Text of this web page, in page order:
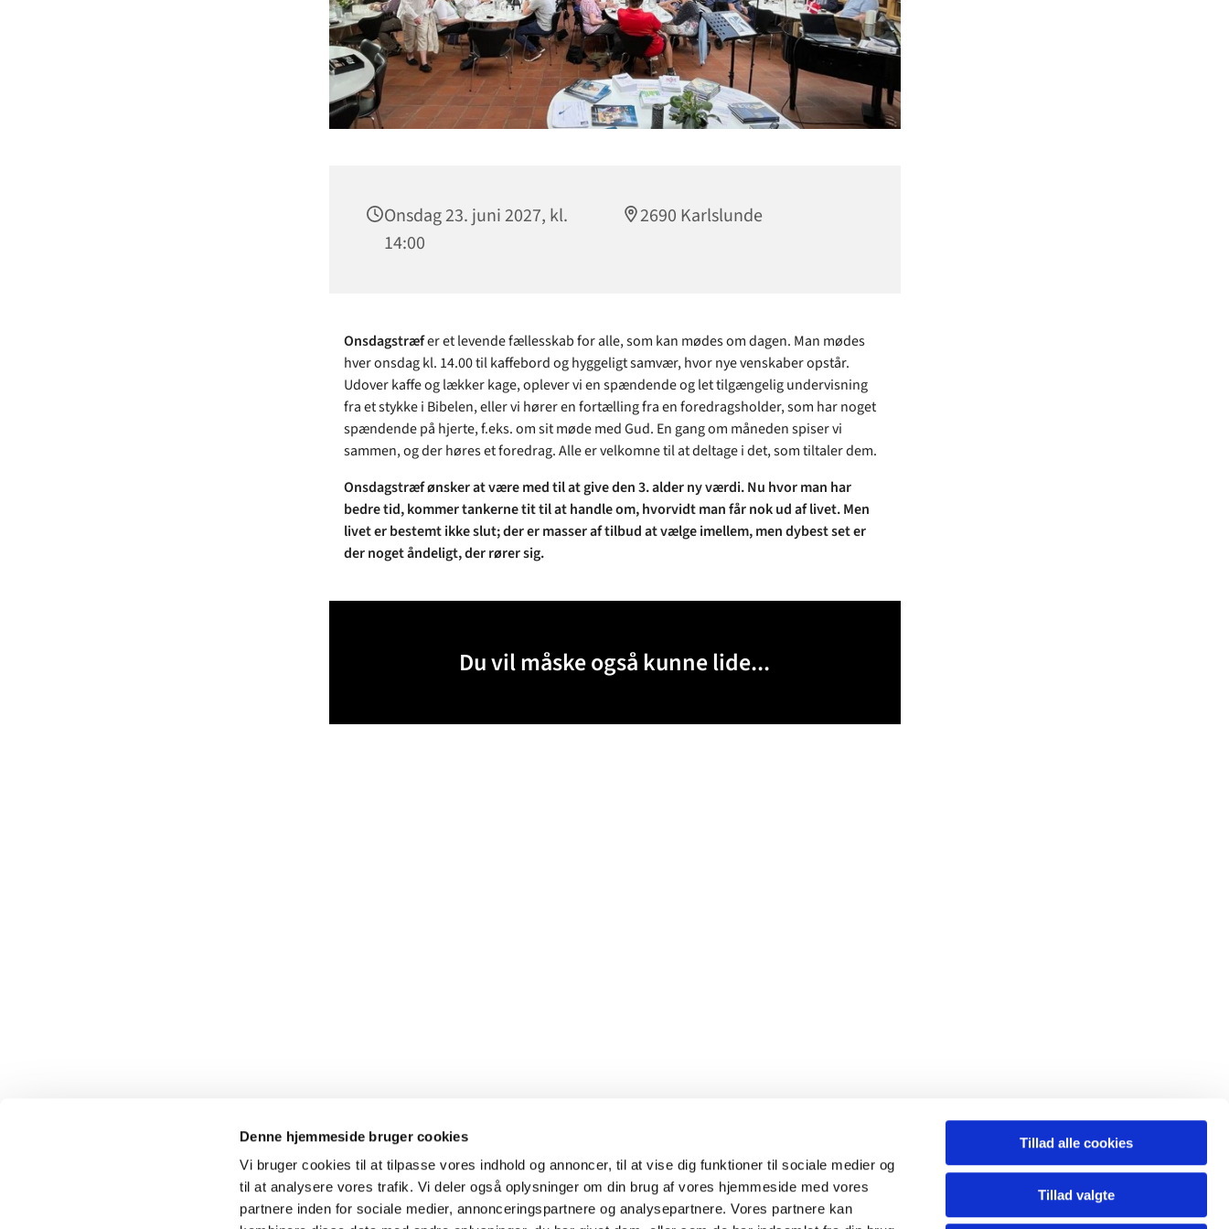
Denne hjemmeside bruger cookies
Vi bruger cookies til at tilpasse vores indhold og annoncer, til at vise dig funktioner til sociale medier og
til at analysere vores trafik. Vi deler også oplysninger om din brug af vores hjemmeside med vores
partnere inden for sociale medier, annonceringspartnere og analysepartnere. Vores partnere kan
Tillad alle cookies
Tillad valgte
Onsdag 23. juni 2027, kl.
14:00
2690 Karlslunde
Onsdagstræfer et levende fællesskab for alle, som kan mødes om dagen. Man mødes
hver onsdag kl. 14.00 til kaffebord og hyggeligt samvær, hvor nye venskaber opstår.
Udover kaffe og lækker kage, oplever vi en spændende og let tilgængelig undervisning
fra et stykke i Bibelen, eller vi hører en fortælling fra en foredragsholder, som har noget
spændende på hjerte, f.eks. om sit møde med Gud. En gang om måneden spiser vi
sammen, og der høres et foredrag. Alle er velkomne til at deltage i det, som tiltaler dem.
Onsdagstræf ønsker at være med til at give den 3. alder ny værdi. Nu hvor man har
bedre tid, kommer tankerne tit til at handle om, hvorvidt man får nok ud af livet. Men
livet er bestemt ikke slut; der er masser af tilbud at vælge imellem, men dybest set er
der noget åndeligt, der rører sig.
Du vil måske også kunne lide...
Strandkirken
· Karlslunde Strandkirke, Karlslunde Mosevej 3, 2690 Karlslunde - CVR.nr: 8334 5012
Telefon nummer.: 4615 0178
E-mail adresse: kontakt@strandkirken.dk